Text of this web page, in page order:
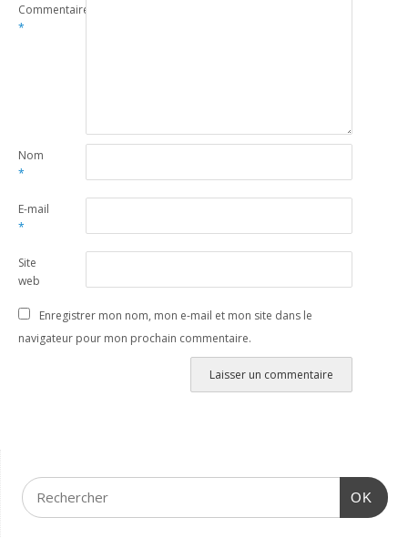
Commentaire
*
Nom
*
E-mail
*
Site
web
Enregistrer mon nom, mon e-mail et mon site dans le
navigateur pour mon prochain commentaire.
OK